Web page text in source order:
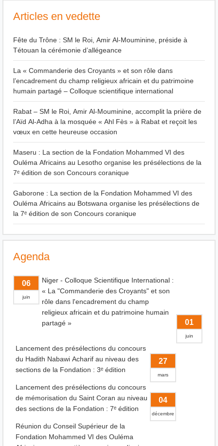
Articles en vedette
Fête du Trône : SM le Roi, Amir Al-Mouminine, préside à
Tétouan la cérémonie d’allégeance
La « Commanderie des Croyants » et son rôle dans
l’encadrement du champ religieux africain et du patrimoine
humain partagé – Colloque scientifique international
Rabat – SM le Roi, Amir Al-Mouminine, accomplit la prière de
l’Aïd Al-Adha à la mosquée « Ahl Fès » à Rabat et reçoit les
vœux en cette heureuse occasion
Maseru : La section de la Fondation Mohammed VI des
Ouléma Africains au Lesotho organise les présélections de la
7ᵉ édition de son Concours coranique
Gaborone : La section de la Fondation Mohammed VI des
Ouléma Africains au Botswana organise les présélections de
la 7ᵉ édition de son Concours coranique
Agenda
06
juin
Niger - Colloque Scientifique International :
« La "Commanderie des Croyants" et son
rôle dans l'encadrement du champ
religieux africain et du patrimoine humain
partagé »
01
juin
Lancement des présélections du concours
du Hadith Nabawi Acharif au niveau des
sections de la Fondation : 3ᵉ édition
27
mars
Lancement des présélections du concours
de mémorisation du Saint Coran au niveau
des sections de la Fondation : 7ᵉ édition
04
décembre
Réunion du Conseil Supérieur de la
Fondation Mohammed VI des Ouléma